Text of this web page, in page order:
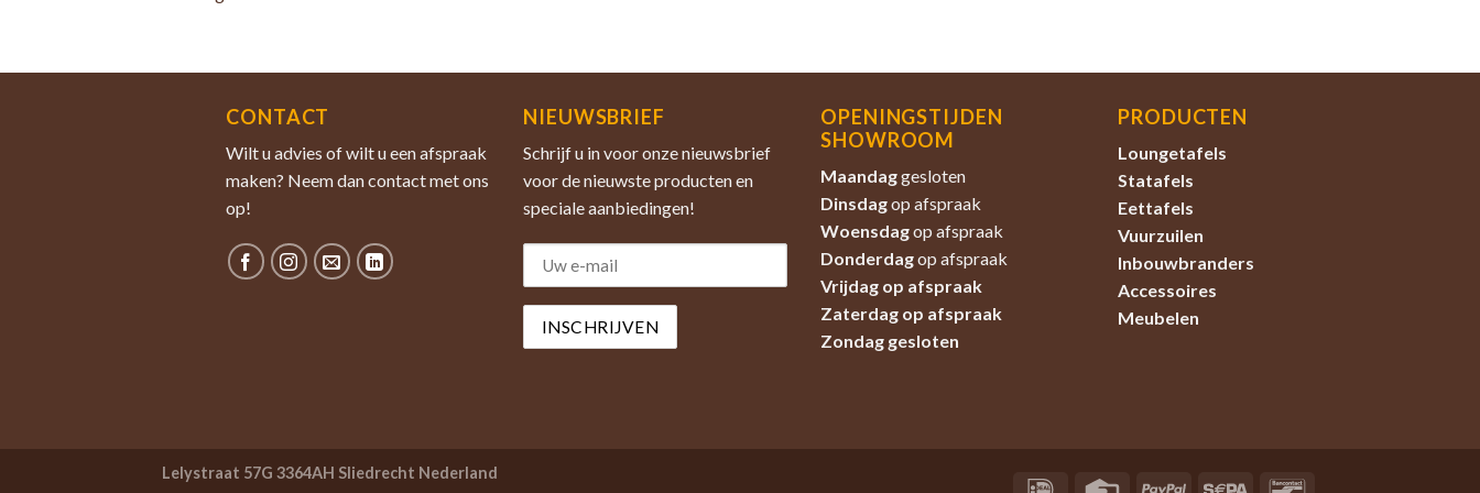
CONTACT
Wilt u advies of wilt u een afspraak
maken? Neem dan contact met ons
op!
NIEUWSBRIEF
Schrijf u in voor onze nieuwsbrief
voor de nieuwste producten en
speciale aanbiedingen!
OPENINGSTIJDEN
SHOWROOM
Maandaggesloten
Dinsdagop afspraak
Woensdagop afspraak
Donderdagop afspraak
Vrijdag op afspraak
Zaterdag op afspraak
Zondag gesloten
PRODUCTEN
Loungetafels
Statafels
Eettafels
Vuurzuilen
Inbouwbranders
Accessoires
Meubelen
Lelystraat 57G 3364AH Sliedrecht Nederland